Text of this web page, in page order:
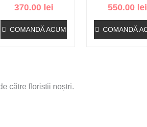
370.00 lei
COMANDĂ ACUM
550.00 lei
COMANDĂ
către floristii noștri.